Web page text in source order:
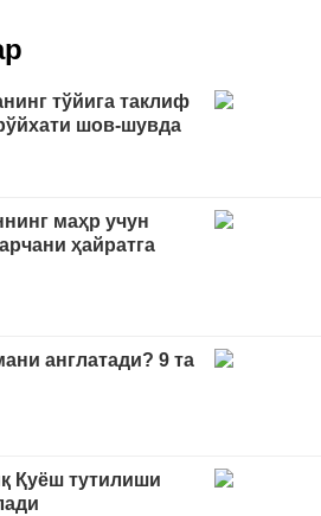
тўйига таклиф
шов-шувда
маҳр учун
ҳайратга
англатади? 9 та
Қуёш тутилиши